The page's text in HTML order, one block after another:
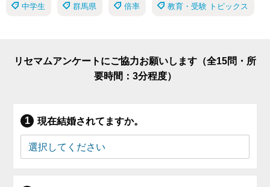
中学生 群馬県 倍率 教育・受験 トピックス
リセマムアンケートにご協力お願いします（全15問・所
要時間：3分程度）
現在結婚されてますか。